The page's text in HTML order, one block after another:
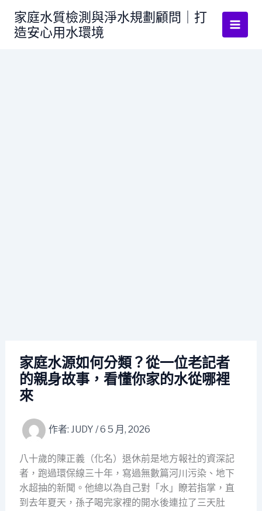
家庭水質檢測與淨水規劃顧問｜打
造安心用水環境
家庭水源如何分類？從一位老記者
的親身故事，看懂你家的水從哪裡
來
作者: JUDY /6 5 月, 2026
八十歲的陳正義（化名）退休前是地方報社的資深記
者，跑過環保線三十年，寫過無數篇河川污染、地下
水超抽的新聞。他總以為自己對「水」瞭若指掌，直
到去年夏天，孫子喝完家裡的開水後連拉了三天肚